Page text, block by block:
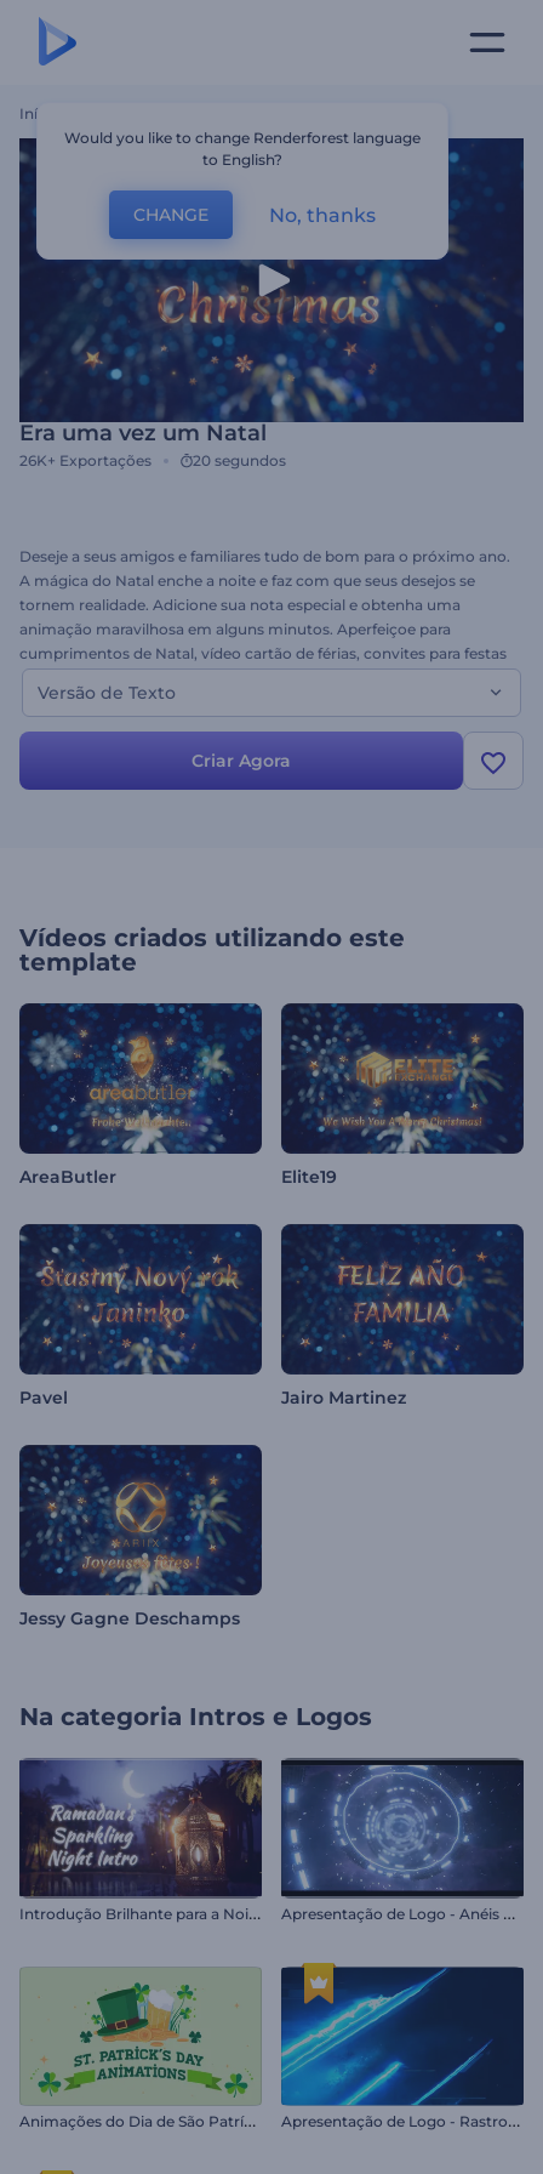
Início
Era uma vez um Natal
26K+ Exportações 20 segundos
Deseje a seus amigos e familiares tudo de bom para o próximo ano.
A mágica do Natal enche a noite e faz com que seus desejos se
tornem realidade. Adicione sua nota especial e obtenha uma
animação maravilhosa em alguns minutos. Aperfeiçoe para
cumprimentos de Natal, vídeo cartão de férias, convites para festas
e muito mais. Entregue sua mensagem sincera com o modelo Era
uma vez um Natal. Esta é a versão texto deste modelo.
Versão de Texto
Criar Agora
Vídeos criados utilizando este
template
AreaButler Elite19
Pavel Jairo Martinez
Jessy Gagne Deschamps
Na categoria Intros e Logos
I
ntrodução Brilhante para a Noite do Ramadã A
presentação de Logo - Anéis Espaciais
A
nimações do Dia de São Patrício A
presentação de Logo - Rastros Iluminados
Would you like to change Renderforest language
to English?
CHANGE No, thanks